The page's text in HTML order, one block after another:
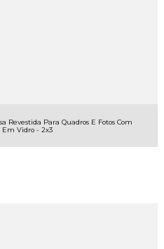
Revestida Para Quadros E Fotos Com
Em Vidro - 2x3